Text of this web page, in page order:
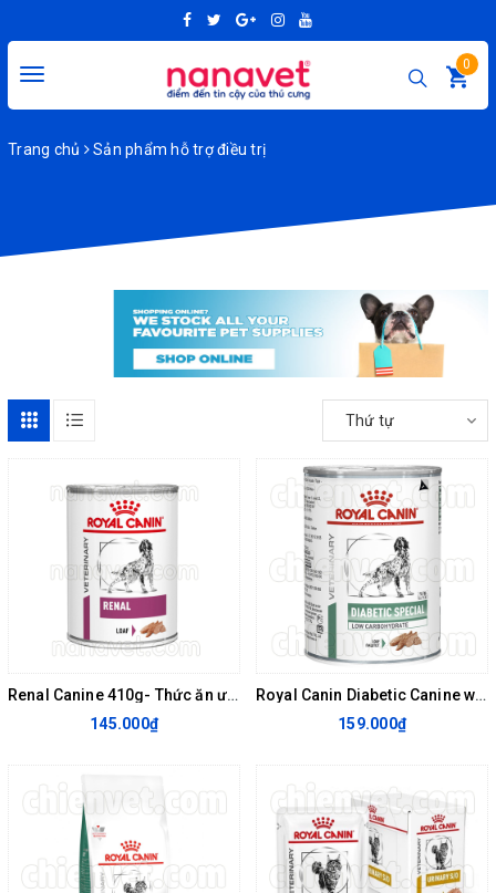
Toggle
0
Trang chủ Sản phẩm hỗ trợ điều trị
Thứ tự
Renal Canine 410g- Thức ăn ướt hỗ trợ chức năng thận cho chó
145.000₫
Royal Canin Diabetic Canine wet 410g - THỨC ĂN ƯỚT CHO CHÓ BỊ TIỂU ĐƯỜNG
159.000₫